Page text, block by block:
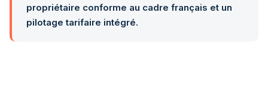
propriétaire conforme au cadre français et un
pilotage tarifaire intégré.